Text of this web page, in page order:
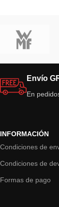
Envío
En
INFORMACIÓN
Condiciones de
Condiciones de
Formas de pago